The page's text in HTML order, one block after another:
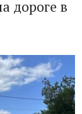
дороге в